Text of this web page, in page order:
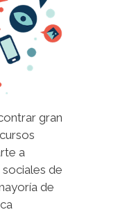
gran
a
de
de